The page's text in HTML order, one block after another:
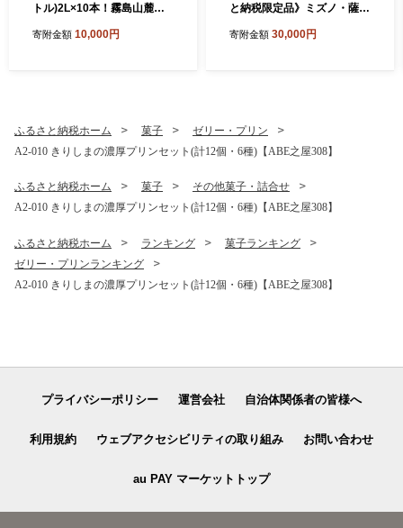
トル)2L×10本！霧島山麓の
水♪美容と健康のミネラル成
寄附金額 10,000円
と納税限定品》ミズノ・薩摩
ク・M)【ミズノ】 日本製 国
寄附金額 30,000円
ふるさと納税ホーム 菓子
ゼリー・プリン
A2-010 きりしまの濃厚プリンセット(計12個・6種)【ABE之屋308】
ふるさと納税ホーム 菓子
その他菓子・詰合せ
A2-010 きりしまの濃厚プリンセット(計12個・6種)【ABE之屋308】
ふるさと納税ホーム ランキング
菓子ランキング
ゼリー・プリンランキング
A2-010 きりしまの濃厚プリンセット(計12個・6種)【ABE之屋308】
プライバシーポリシー 運営会社 自治体関係者の皆様へ
利用規約 ウェブアクセシビリティの取り組み お問い合わせ
au PAY マーケットトップ